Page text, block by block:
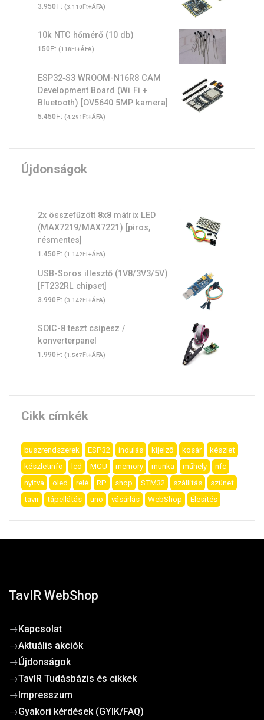
3.950Ft (3.110Ft+ÁFA)
10k NTC hőmérő (10 db)
150Ft (118Ft+ÁFA)
ESP32‑S3 WROOM-N16R8 CAM
Development Board (Wi‑Fi +
Bluetooth) [OV5640 5MP kamera]
5.450Ft (4.291 Ft+ÁFA)
Újdonságok
2x összefűzött 8x8 mátrix LED
(MAX7219/MAX7221) [piros,
résmentes]
1.450Ft (1.142Ft+ÁFA)
USB-Soros illesztő (1V8/3V3/5V)
[FT232RL chipset]
3.990Ft (3.142Ft+ÁFA)
SOIC-8 teszt csipesz /
konverterpanel
1.990Ft (1.567Ft+ÁFA)
Cikk címkék
buszrendszerek ESP32 indulás kijelző kosár
készlet
készletinfo
lcd MCU memory munka műhely
nfc
nyitva
oled relé RP shop STM32 szállítás
szünet
tavir
tápellátás uno vásárlás WebShop Élesítés
TavIR WebShop
→Kapcsolat
→Aktuális akciók
→Újdonságok
→TavIR Tudásbázis és cikkek
→Impresszum
→Gyakori kérdések (GYIK/FAQ)